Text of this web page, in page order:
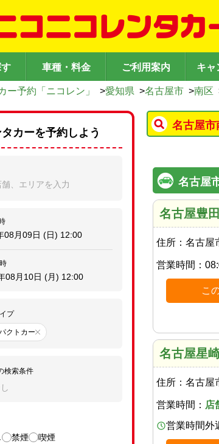
車種・料金 ご利用案内 キャ
ー予約「ニコレン」 >愛知県 >名古屋市 >南区
名古屋市
名古屋
名古屋豊
住所： 名古屋
営業時間：
こ
名古屋星
住所： 名古屋
営業時間： 店
営業時間外
タカーを予約しよう
、エリアを入力
08月09日 (日) 12:00
08月10日 (月) 12:00
プ
クトカー
検索条件
禁煙 喫煙